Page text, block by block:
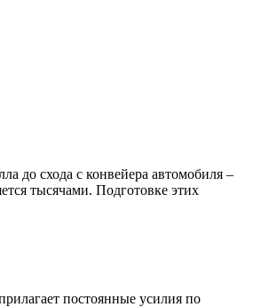
до схода с конвейера автомобиля –
тысячами. Подготовке этих
постоянные усилия по